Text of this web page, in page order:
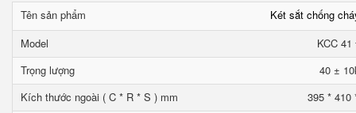
Tên sản phẩm
Két sắt chống
Model
KCC
Trọng lượng
40 ±
Kích thước ngoài ( C * R * S ) mm
395 * 410